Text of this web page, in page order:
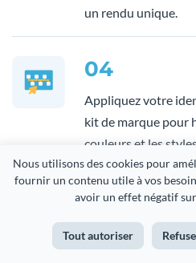
Nous utilisons des cookies pour
fournir un contenu utile à vos
avoir un effet négatif
Tout autoriser
un rendu unique.
04
Appliquez votre
kit de marque pour
couleurs et les
visuelle.
05
Ajoutez des